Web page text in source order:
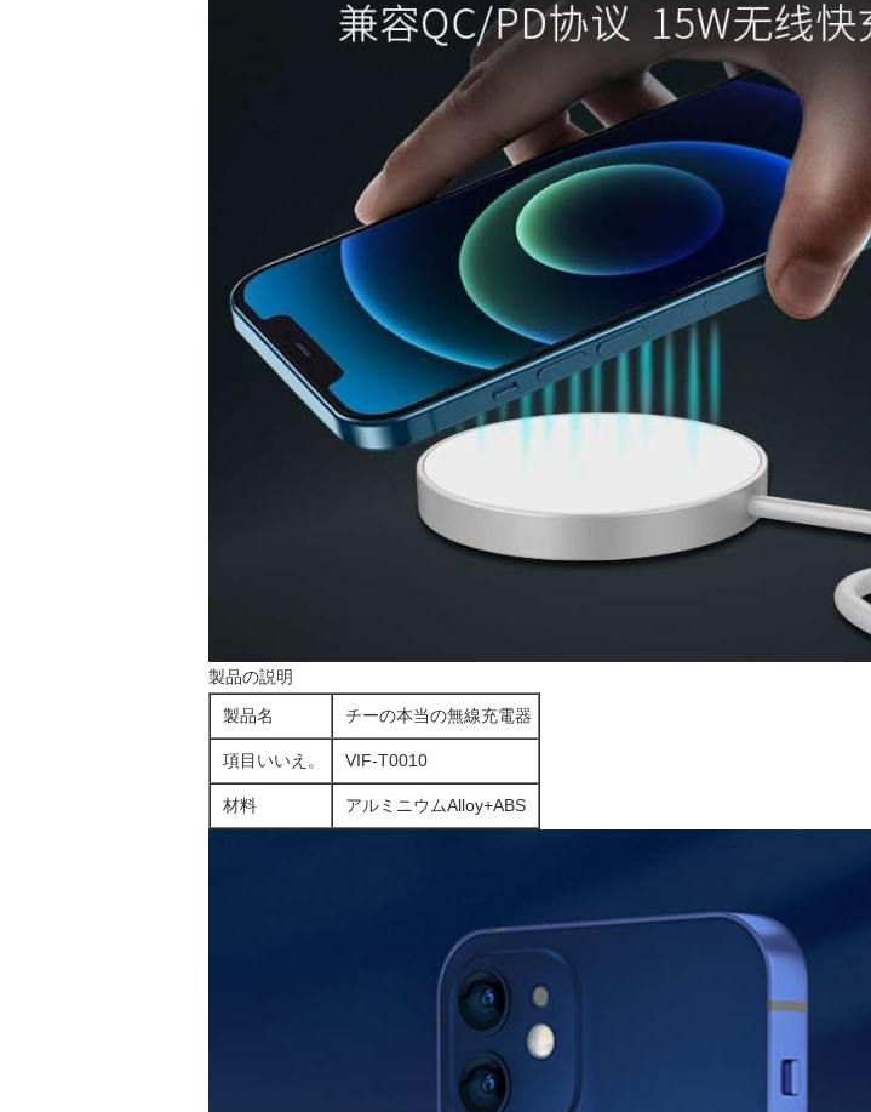
製品の説明
製品名
チーの本当の無線充電器
項目いいえ。 VIF-T0010
材料 アルミニウムAlloy+ABS